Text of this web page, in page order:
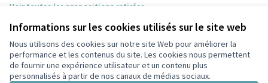
Informations sur les cookies utilisés sur le site web
Nous utilisons des cookies sur notre site Web pour améliorer la
performance et les contenus du site. Les cookies nous permettent
de fournir une expérience utilisateur et un contenu plus
personnalisés à partir de nos canaux de médias sociaux.
Voir toutes les propositions retirées
Conditions d'utilisation
Paramètres des cookies
Participez Villeurbanne sur X
Participez Villeurbanne sur Facebook
Participez Villeurbanne sur Instagram
Participez Villeurbanne sur YouTube